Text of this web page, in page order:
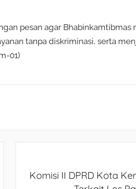
pesan agar Bhabinkamtibmas
tanpa diskriminasi, serta
01)
Komisi II DPRD Kota